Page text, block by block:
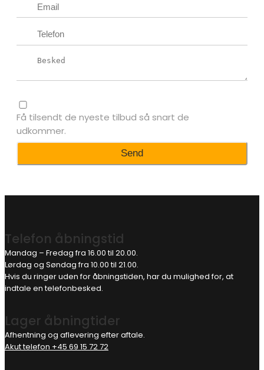
Få tilsendt de nyeste tilbud så snart de
udkommer.
Telefon åbningstid
Mandag – Fredag fra 16.00 til 20.00.
Lørdag og Søndag fra 10.00 til 21.00.
Hvis du ringer uden for åbningstiden, har du mulighed for, at
indtale en telefonbesked.
Lager åbningtider
Afhentning og aflevering efter aftale.
Akut telefon +45 69 15 72 72